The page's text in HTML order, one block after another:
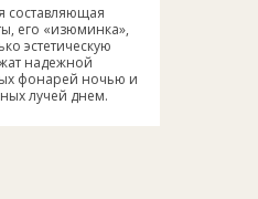
составляющая
его «изюминка»,
эстетическую
надежной
фонарей ночью и
лучей днем.